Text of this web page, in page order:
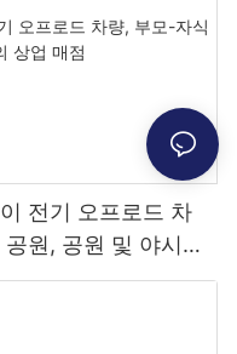
전기 오프로드 차
원, 공원 및 야시장